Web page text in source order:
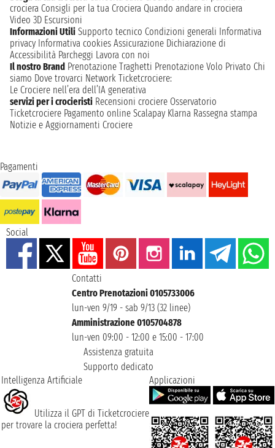
crociera Consigli per la tua Crociera Quando andare in crociera
Video 3D Escursioni
Informazioni Utili Supporto tecnico Condizioni generali Informativa
privacy Informativa cookies Assicurazione Dichiarazione di
Accessibilità Parcheggi Lavora con noi
Il nostro Brand Prenotazione Traghetti Prenotazione Volo Privato Chi
siamo Dove trovarci Network Ticketcrociere:
Le Crociere nell’era dell’IA generativa
servizi per i crocieristi Recensioni crociere Osservatorio
Ticketcrociere Pagamento online Scalapay Klarna Rassegna stampa
Notizie e Aggiornamenti Crociere
Pagamenti
Social
Contatti
Centro Prenotazioni 0105733006
lun-ven 9/19 - sab 9/13 (32 linee)
Amministrazione 0105704878
lun-ven 09:00 - 12:00 e 15:00 - 17:00
Assistenza gratuita
Supporto dedicato
Intelligenza Artificiale
Utilizza il GPT di Ticketcrociere
per trovare la crociera perfetta!
Applicazioni